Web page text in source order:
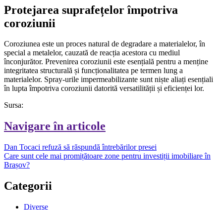
Protejarea suprafețelor împotriva
coroziunii
Coroziunea este un proces natural de degradare a materialelor, în
special a metalelor, cauzată de reacția acestora cu mediul
înconjurător. Prevenirea coroziunii este esențială pentru a menține
integritatea structurală și funcționalitatea pe termen lung a
materialelor. Spray-urile impermeabilizante sunt niște aliați esențiali
în lupta împotriva coroziunii datorită versatilității și eficienței lor.
Sursa:
Navigare în articole
Dan Tocaci refuză să răspundă întrebărilor presei
Care sunt cele mai promițătoare zone pentru investiții imobiliare în
Brașov?
Categorii
Diverse